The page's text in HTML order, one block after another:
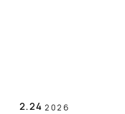
2.24 2026
学校長挨拶